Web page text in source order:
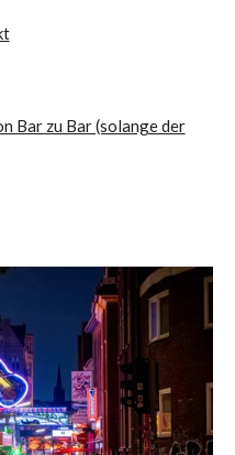
Bar zu Bar (solange der